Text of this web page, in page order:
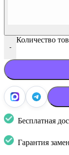
-
Количество
Бесплатная
Гарантия